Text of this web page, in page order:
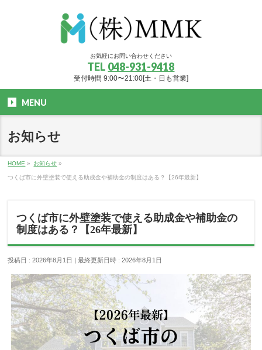
お気軽にお問い合わせください
TEL 048-931-9418
受付時間 9:00〜21:00[土・日も営業]
MENU
お知らせ
HOME » お知らせ »
つくば市に外壁塗装で使える助成金や補助金の制度はある？【26年最新】
つくば市に外壁塗装で使える助成金や補助金の
制度はある？【26年最新】
投稿日 : 2026年8月1日 最終更新日時 : 2026年8月1日